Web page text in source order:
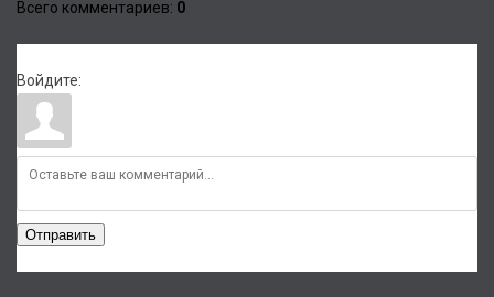
Всего комментариев: 0
Войдите:
Отправить